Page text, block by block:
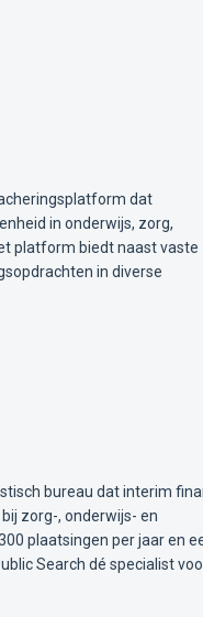
dat
in onderwijs, zorg,
platform biedt naast vaste
in diverse
bureau dat interim
zorg-, onderwijs- en
plaatsingen per jaar en
Search dé specialist